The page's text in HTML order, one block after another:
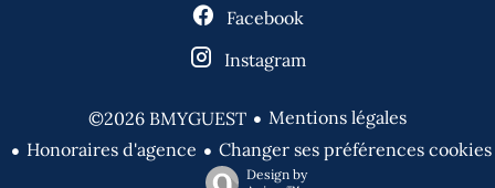
Facebook
Instagram
©2026 BMYGUEST
Mentions légales
Honoraires d'agence
Changer ses préférences cookies
Design by